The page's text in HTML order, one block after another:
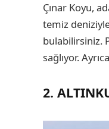
Çınar Koyu,
temiz
bulabilirsiniz.
sağlıyor.
2.